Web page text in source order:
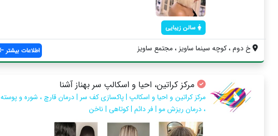
سالن زیبایی
خ دوم ، كوچه سينما ساويز ، مجتمع ساويز اطلاعات بیشتر
مرکز کراتین، احیا و اسکالپ سر بهناز آشنا
مرکز کراتین و احیا و اسکالپ | پاکسازی کف سر | درمان قارچ ، شوره و پوسته
، درمان ریزش مو | فر دائم | کوتاهی | ناخن